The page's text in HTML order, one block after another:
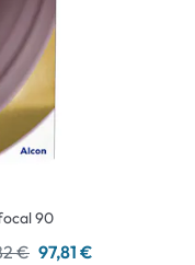
90
€ 97,81 €